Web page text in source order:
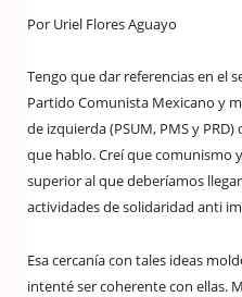
Por Uriel Flores Aguayo
Tengo que dar referencias en el
Partido Comunista Mexicano y
de izquierda (PSUM, PMS y
que hablo. Creí que comunismo
superior al que deberíamos
actividades de solidaridad anti
Esa cercanía con tales ideas
intenté ser coherente con ellas.